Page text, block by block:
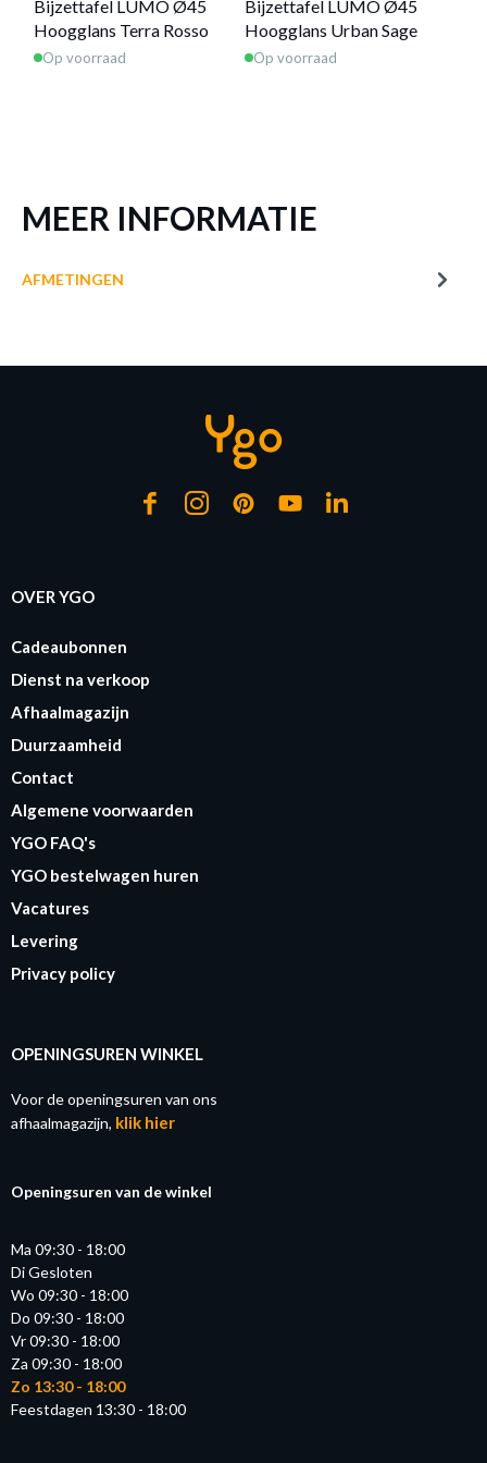
Bijzettafel LUMO Ø45
Hoogglans Terra Rosso
Op voorraad
Bijzettafel LUMO Ø45
Hoogglans Urban Sage
Op voorraad
MEER INFORMATIE
AFMETINGEN
OVER YGO
Cadeaubonnen
Dienst na verkoop
Afhaalmagazijn
Duurzaamheid
Contact
Algemene voorwaarden
YGO FAQ's
YGO bestelwagen huren
Vacatures
Levering
Privacy policy
OPENINGSUREN WINKEL
Voor de openingsuren van ons
afhaalmagazijn, klik hier
Openingsuren van de winkel
Ma 09:30 - 18:00
Di Gesloten
Wo 09:30 - 18:00
Do 09:30 - 18:00
Vr 09:30 - 18:00
Za 09:30 - 18:00
Zo 13:30 - 18:00
Feestdagen 13:30 - 18:00